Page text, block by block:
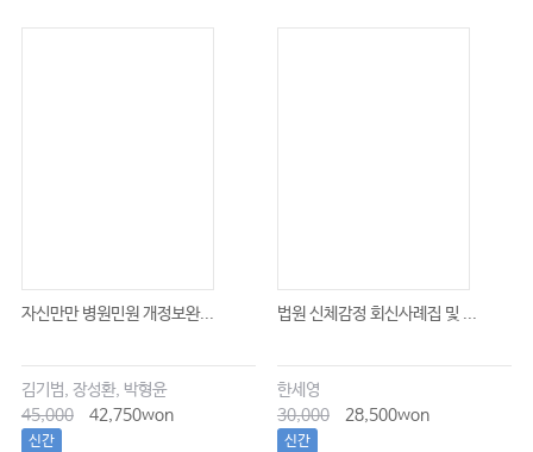
자신만만 병원민원 개정보완...
김기범, 장성환, 박형윤
45,000
42,750won
신간
법원 신체감정 회신사례집 및 ...
한세영
30,000
28,500won
신간